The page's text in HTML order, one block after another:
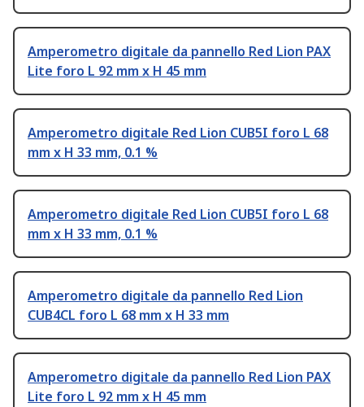
Amperometro digitale da pannello Red Lion PAX
Lite foro L 92 mm x H 45 mm
Amperometro digitale Red Lion CUB5I foro L 68
mm x H 33 mm, 0.1 %
Amperometro digitale Red Lion CUB5I foro L 68
mm x H 33 mm, 0.1 %
Amperometro digitale da pannello Red Lion
CUB4CL foro L 68 mm x H 33 mm
Amperometro digitale da pannello Red Lion PAX
Lite foro L 92 mm x H 45 mm